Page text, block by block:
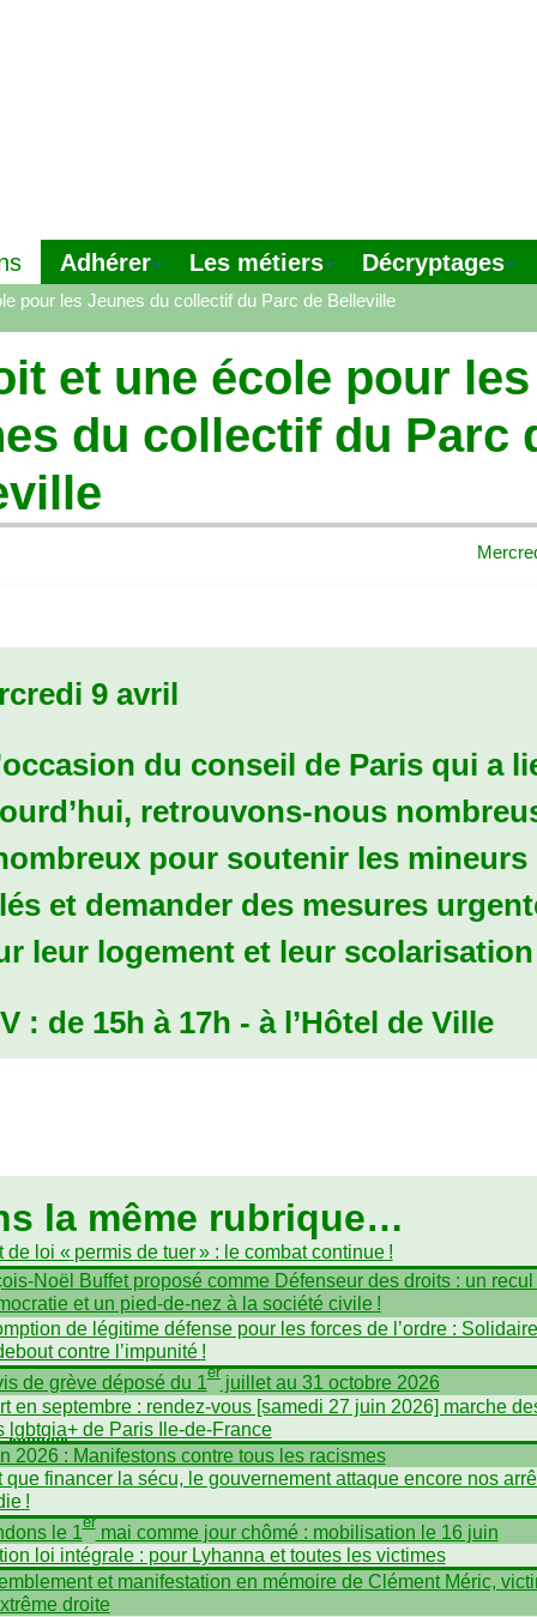
Adhérer Les métiers Décryptages
pour les Jeunes du collectif du Parc de Belleville
et une école pour les
du collectif du Parc
9 avril
du conseil de Paris qui a
retrouvons-nous
pour soutenir les mineurs
et demander des mesures
leur logement et leur scolarisation
: de 15h à 17h - à l’Hôtel de Ville
la même rubrique…
de loi « permis de tuer» : le combat continue !
Noël Buffet proposé comme Défenseur des droits : un recul
et un pied-de-nez à la société civile !
de légitime défense pour les forces de l’ordre :
contre l’impunité !
de grève déposé du 1erjuillet au 31 octobre 2026
en septembre : rendez-vous [samedi 27 juin 2026] marche
lgbtqia+ de Paris Ile-de-France
2026 : Manifestons contre tous les racismes
que financer la sécu, le gouvernement attaque encore nos
!
le 1ermai comme jour chômé : mobilisation le 16 juin
loi intégrale : pour Lyhanna et toutes les victimes
et manifestation en mémoire de Clément Méric,
droite